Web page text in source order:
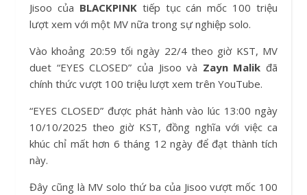
Jisoo của BLACKPINKtiếp tục cán mốc 100 triệu
lượt xem với một MV nữa trong sự nghiệp solo.
Vào khoảng 20:59 tối ngày 22/4 theo giờ KST, MV
duet “EYES CLOSED” của Jisoo và Zayn Malik đã
chính thức vượt 100 triệu lượt xem trên YouTube.
“EYES CLOSED” được phát hành vào lúc 13:00 ngày
10/10/2025 theo giờ KST, đồng nghĩa với việc ca
khúc chỉ mất hơn 6 tháng 12 ngày để đạt thành tích
này.
Đây cũng là MV solo thứ ba của Jisoo vượt mốc 100